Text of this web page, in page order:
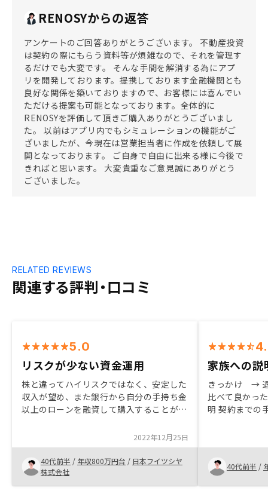
RENOSYからの返答
アンケートのご回答ありがとうございます。 不動産投資
は契約の際にもらう資料等が煩雑なので、それを管理す
るだけでも大変です。 そんな手間を解消する為にアプ
リを開発しております。提携しております金融機関とも
良好な関係を築いておりますので、お客様には喜んでい
ただける提案も可能となっております。全体的に
RENOSYを評価して頂きご購入ありがとうございまし
た。 以前はアプリ内でもシミュレーションの機能がご
ざいましたが、今現在は営業担当者に作成を依頼して展
開となっております。 ご自身で自由に出来る様に今後で
きればと思います。 大変貴重なご意見誠にありがとう
ございました。
関連する評判・口コミ
RELATED REVIEWS
5.0
リスクが少ない資金運用
株と違ってハイリスクではなく、安定した
収入が望め、また銀行から自分の手持ち金
以上のローンを融資して購入することがで
んど入っておらず妻や子供たちにもしもの
ために、老後資金など残せると思ったため
2022年12月25日
40代前半 / 年収800万円台 / 日本フイツシヤ
株式会社
家族への説
きっかけ → 退職後の生活の不安 他社と
比べて良かった点 → 家
明 契約までの
る事 当初、不
つ理解してく
40代前半 /